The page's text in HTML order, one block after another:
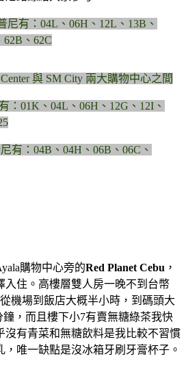
尼有：04L、06H、12L、13B、
62B、62C
與 SM City 兩大購物中心之間
：01K、04L、06H、12G、12I、
有：04B、04H、06B、06C、
購物中心旁的Red Planet Cebu ，
入住。高樓層雙人房一晚不到台幣
機場到飯店大概半小時，到碼頭大
鐘，而且樓下小7有賣無糖綠茶我快
沒有青菜和無糖飲料是我比較不習慣
，唯一缺點是沒冰箱牙刷牙膏杯子。